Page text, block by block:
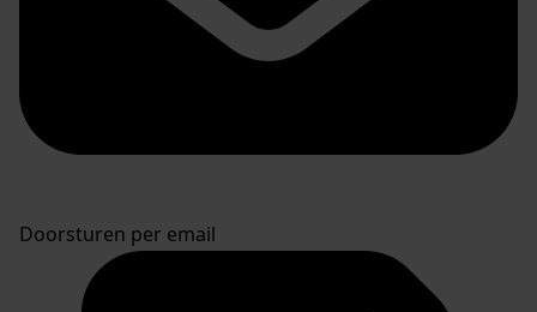
Doorsturen per email